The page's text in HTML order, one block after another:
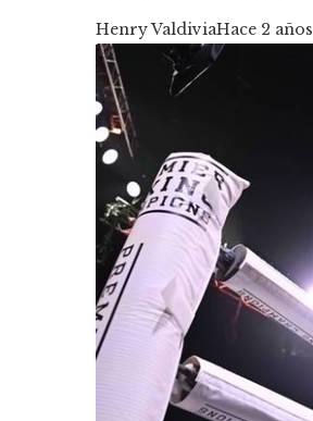
Henry ValdiviaHace 2 años